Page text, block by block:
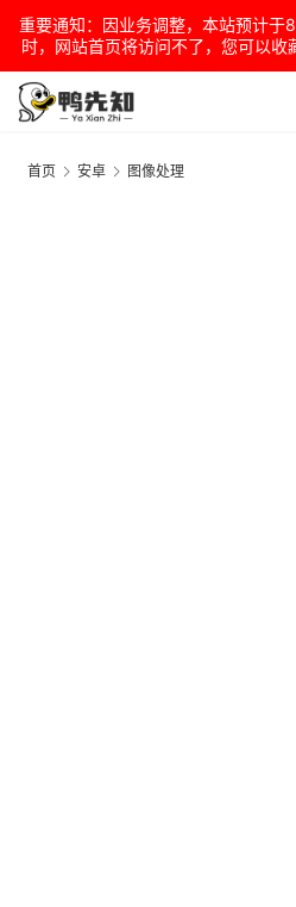
重要通知：因业务调整，本站预计于
时，网站首页将访问不了，您可以收
站！
首页 安卓 图像处理